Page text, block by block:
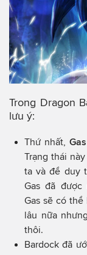
Trong Dragon
lưu ý:
Thứ nhất,
Trạng thái
ta và để duy
Gas đã
Gas sẽ có
lâu nữa
thôi.
Bardock đã